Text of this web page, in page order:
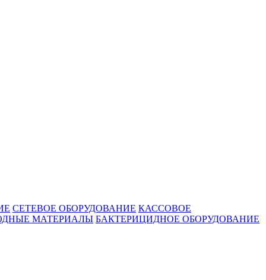
СЕТЕВОЕ ОБОРУДОВАНИЕ КАССОВОЕ
МАТЕРИАЛЫ БАКТЕРИЦИДНОЕ ОБОРУДОВАНИЕ